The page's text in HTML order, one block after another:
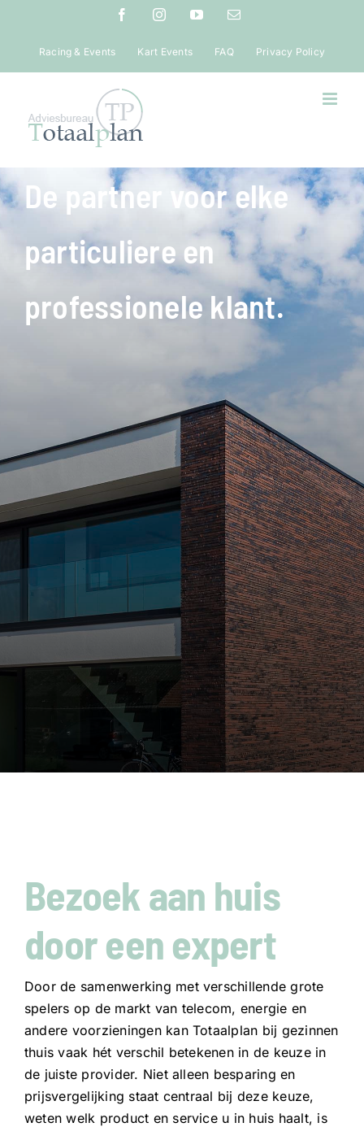
inhoud
FacebookInstagramYouTubeE-
Racing & Events Kart Events FAQ Privacy Policy
De partner voor elke
particuliere en
professionele klant.
Wij werven aan!
Ontdek onze verschillende
vacatures online en solliciteer
meteen!
Naar vacatures
Bezoek aan huis
door een expert
Door de samenwerking met verschillende grote
spelers op de markt van telecom, energie en
andere voorzieningen kan Totaalplan bij gezinnen
thuis vaak hét verschil betekenen in de keuze in
de juiste provider. Niet alleen besparing en
prijsvergelijking staat centraal bij deze keuze,
weten welk product en service u in huis haalt, is